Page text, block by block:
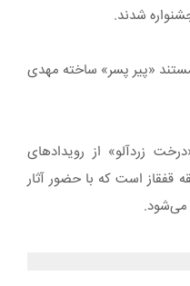
شدند.
«پیر پسر» ساخته مهدی
زردآلو» از رویدادهای
قفقاز است که با حضور آثار
می‌شود.